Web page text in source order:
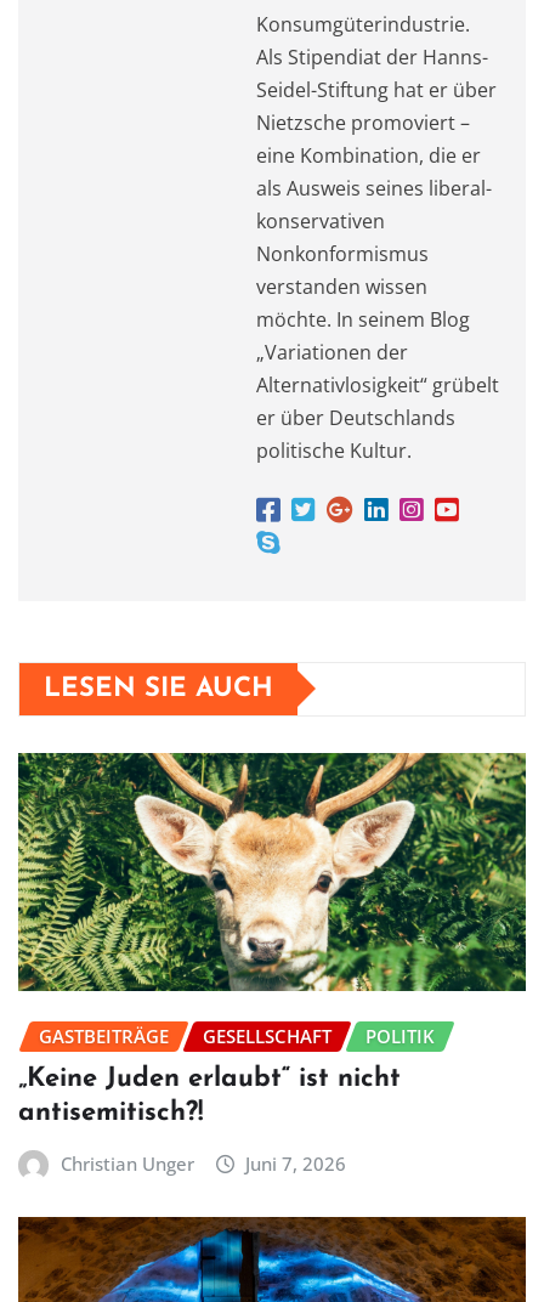
Konsumgüterindustrie.
Als Stipendiat der Hanns-
Seidel-Stiftung hat er über
Nietzsche promoviert –
eine Kombination, die er
als Ausweis seines liberal-
konservativen
Nonkonformismus
verstanden wissen
möchte. In seinem Blog
„Variationen der
Alternativlosigkeit“ grübelt
er über Deutschlands
politische Kultur.
LESEN SIE AUCH
GASTBEITRÄGE GESELLSCHAFT POLITIK
„Keine Juden erlaubt“ ist nicht
antisemitisch?!
Christian Unger Juni 7, 2026